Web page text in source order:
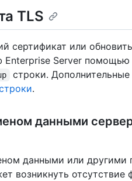
TLS
сертификат или
Enterprise Server
строки.
.
данными
данными или другими
возникнуть отсутствие